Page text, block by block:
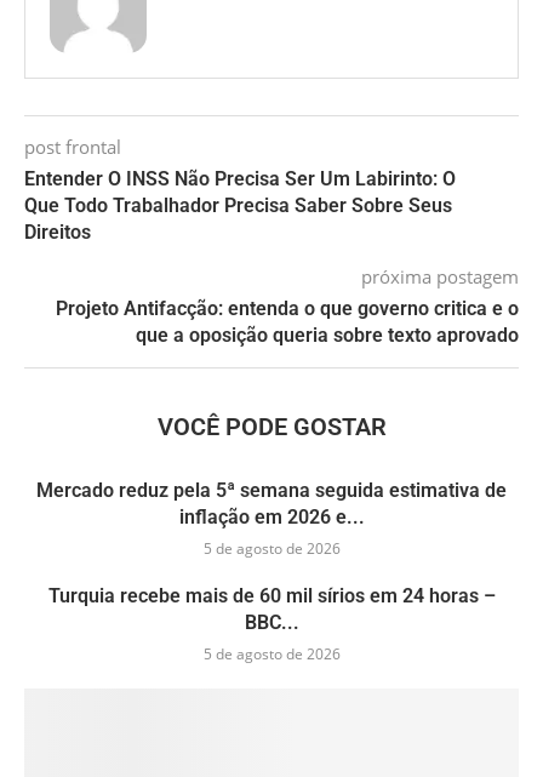
post frontal
Entender O INSS Não Precisa Ser Um Labirinto: O
Que Todo Trabalhador Precisa Saber Sobre Seus
Direitos
próxima postagem
Projeto Antifacção: entenda o que governo critica e o
que a oposição queria sobre texto aprovado
VOCÊ PODE GOSTAR
Mercado reduz pela 5ª semana seguida estimativa de
inflação em 2026 e...
5 de agosto de 2026
Turquia recebe mais de 60 mil sírios em 24 horas –
BBC...
5 de agosto de 2026